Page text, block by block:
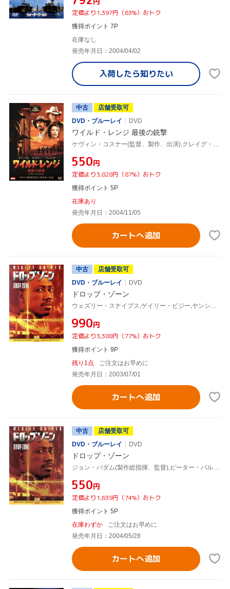
定価より1,397円（63%）おトク
獲得ポイント 7P
在庫なし
発売年月日：2004/04/02
入荷したら知りたい
中古
店舗受取可
DVD・ブルーレイ
DVD
ワイルド・レンジ 最後の銃撃
¥550円
定価より3,828円（87%）おトク
獲得ポイント 5P
在庫あり
発売年月日：2004/11/05
カートへ追加
中古
店舗受取可
DVD・ブルーレイ
DVD
ドロップ・ゾーン
¥990円
定価より3,388円（77%）おトク
獲得ポイント 9P
残り1点
ご注文はお早めに
発売年月日：2003/07/01
カートへ追加
中古
店舗受取可
DVD・ブルーレイ
DVD
ドロップ・ゾーン
ジョン・バダム(製作総指揮、監督),ピーター・バルソッキーニ(脚本),ジョン・ビショップ(脚本),ハンス・ジマー(音楽),ウェズリー・スナイプス,ゲイリー・ビジー,ヤンシー・バトラー,マイケル・ジェッター
¥550円
定価より1,639円（74%）おトク
獲得ポイント 5P
在庫わずか
ご注文はお早めに
発売年月日：2004/05/28
カートへ追加